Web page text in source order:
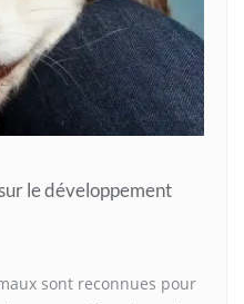
le développement
sont reconnues pour